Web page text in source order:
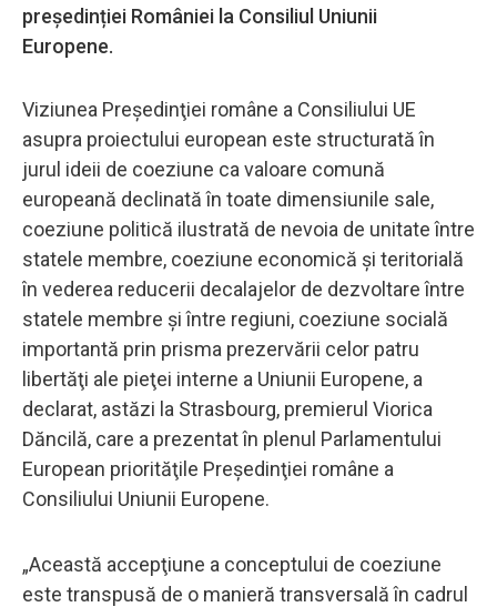
președinției României la Consiliul Uniunii
Europene.
Viziunea Preşedinţiei române a Consiliului UE
asupra proiectului european este structurată în
jurul ideii de coeziune ca valoare comună
europeană declinată în toate dimensiunile sale,
coeziune politică ilustrată de nevoia de unitate între
statele membre, coeziune economică şi teritorială
în vederea reducerii decalajelor de dezvoltare între
statele membre şi între regiuni, coeziune socială
importantă prin prisma prezervării celor patru
libertăţi ale pieţei interne a Uniunii Europene, a
declarat, astăzi la Strasbourg, premierul Viorica
Dăncilă, care a prezentat în plenul Parlamentului
European priorităţile Preşedinţiei române a
Consiliului Uniunii Europene.
„Această accepţiune a conceptului de coeziune
este transpusă de o manieră transversală în cadrul